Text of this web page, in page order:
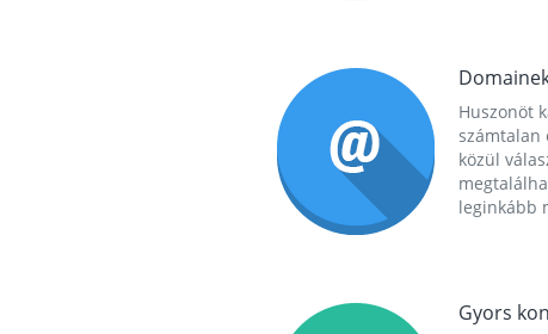
Huszonöt
számtalan
közül
leginkább
Gyors